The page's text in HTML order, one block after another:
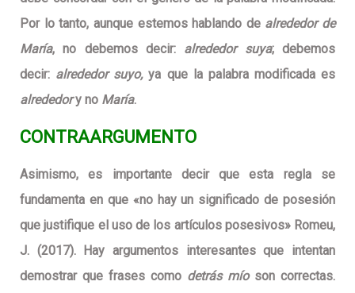
Por lo tanto, aunque estemos hablando de alrededor de
María, no debemos decir: alrededor suya; debemos
decir: alrededor suyo,ya que la palabra modificada es
alrededory no María.
CONTRAARGUMENTO
Asimismo, es importante decir que esta regla se
fundamenta en que «no hay un significado de posesión
que justifique el uso de los artículos posesivos» Romeu,
J. (2017). Hay argumentos interesantes que intentan
demostrar que frases como detrás mío son correctas.